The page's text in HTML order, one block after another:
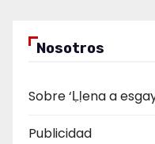
Nosotros
Sobre ‘Ḷḷena a
Publicidad